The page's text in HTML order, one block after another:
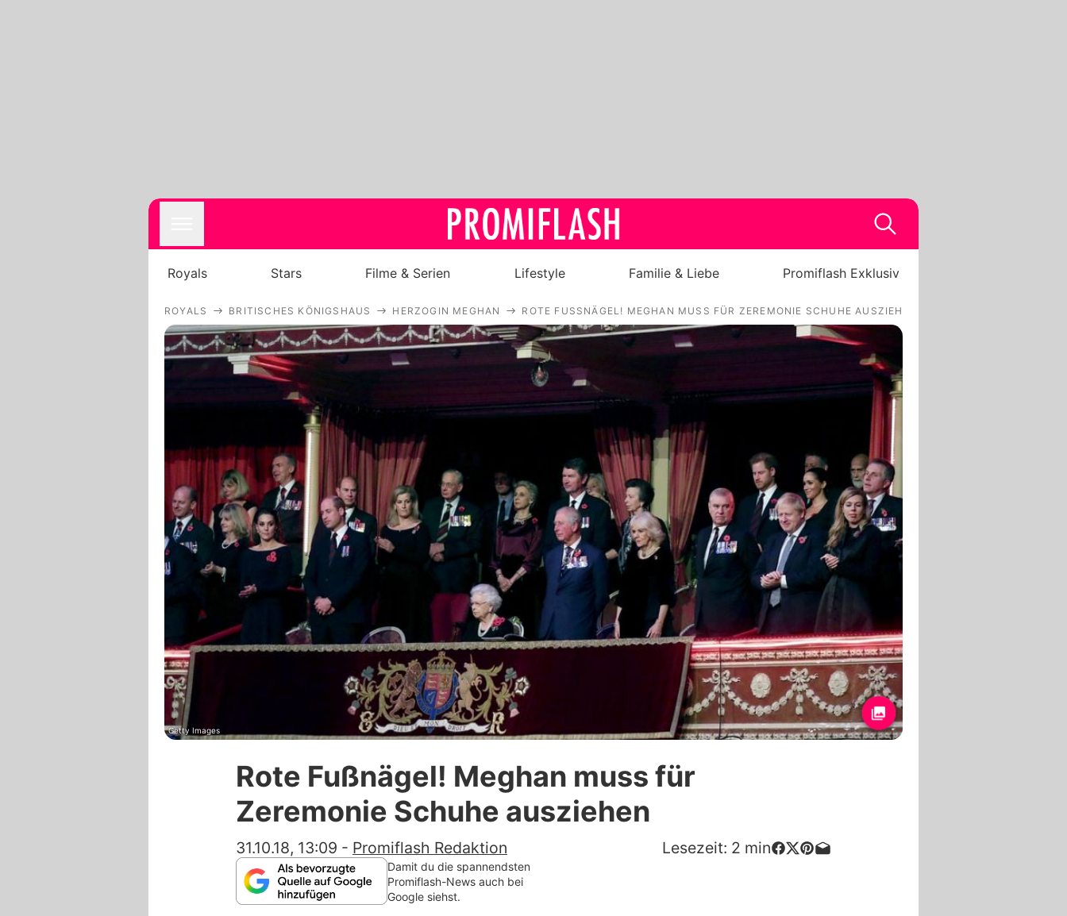
Royals
Stars
Filme & Serien
Lifestyle
Promiflash Exklusiv
Alle Themen auf Promiflash
Jobs
App runterladen
Team
Redaktionelle Richtlinien
Impressum
Datenschutzerklärung
Nutzungsbedingungen
Utiq verwalten
Royals Stars Filme & Serien Lifestyle Familie & Liebe Promiflash Exklusiv
ROYALS BRITISCHES KÖNIGSHAUS HERZOGIN MEGHAN ROTE FUSSNÄGEL! MEGHAN MUSS FÜR ZEREMONIE SCHUHE AUSZIEHEN
Getty Images
Rote Fußnägel! Meghan muss für
Zeremonie Schuhe ausziehen
31.10.18, 13:09 - Promiflash Redaktion Lesezeit: 2 min
Damit du die spannendsten
Promiflash-News auch bei
Google siehst.